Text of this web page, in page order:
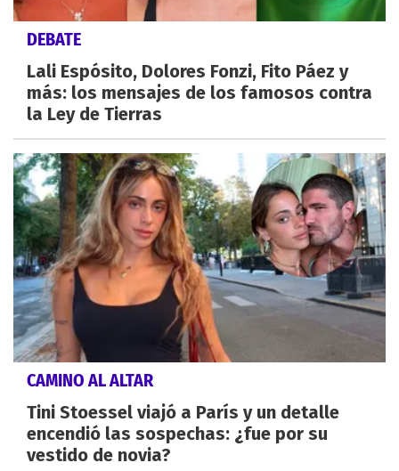
DEBATE
Lali Espósito, Dolores Fonzi, Fito Páez y
más: los mensajes de los famosos contra
la Ley de Tierras
CAMINO AL ALTAR
Tini Stoessel viajó a París y un detalle
encendió las sospechas: ¿fue por su
vestido de novia?